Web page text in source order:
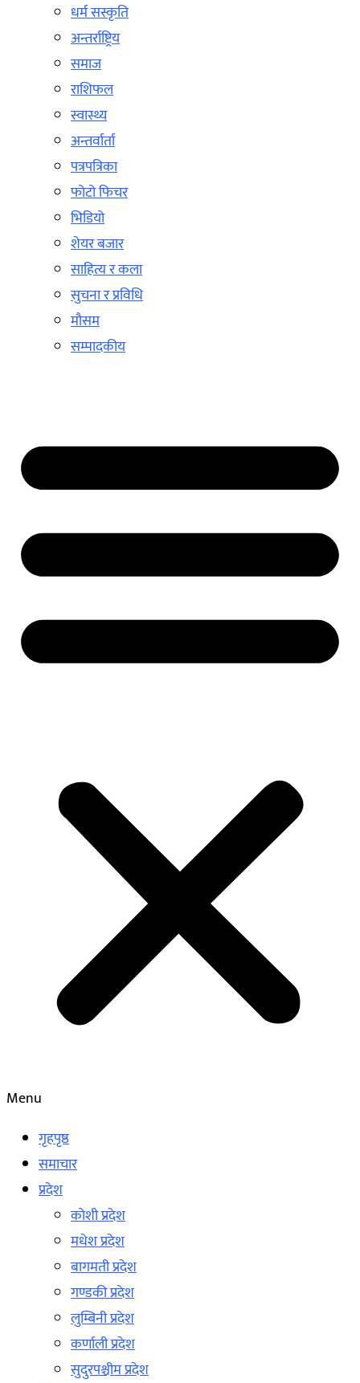
धर्म सस्कृति
अन्तर्राष्ट्रिय
समाज
राशिफल
स्वास्थ्य
अन्तर्वार्ता
पत्रपत्रिका
फोटो फिचर
भिडियो
शेयर बजार
साहित्य र कला
सुचना र प्रविधि
मौसम
सम्पादकीय
Menu
गृहपृष्ठ
समाचार
प्रदेश
कोशी प्रदेश
मधेश प्रदेश
बागमती प्रदेश
गण्डकी प्रदेश
लुम्बिनी प्रदेश
कर्णाली प्रदेश
सुदुरपश्चीम प्रदेश